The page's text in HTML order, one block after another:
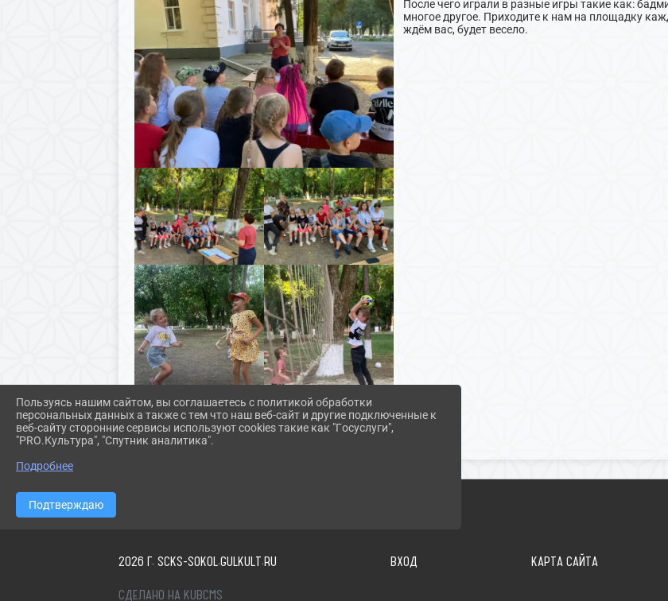
После чего играли в разные игры такие как:
многое другое. Приходите к нам на площадку
ждём вас, будет весело.
2026 Г. SCKS-SOKOL.GULKULT.RU ВХОД КАРТА САЙТА
СДЕЛАНО НА KUBCMS
Пользуясь нашим сайтом, вы соглашаетесь с политикой обработки
персональных данных а также с тем что наш веб-сайт и другие подключенные к
веб-сайту сторонние сервисы используют cookies такие как "Госуслуги",
"PRO.Культура", "Спутник аналитика".
Подробнее
Подтверждаю